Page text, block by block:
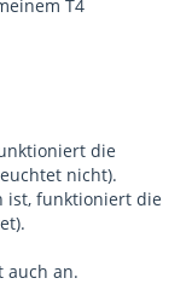
T4
die
nicht).
ist, funktioniert die
auch an.